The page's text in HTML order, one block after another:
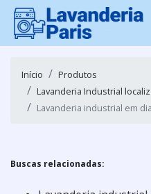
Início
Produtos
Lavanderia Industrial
Lavanderia industrial em
Buscas relacionadas: